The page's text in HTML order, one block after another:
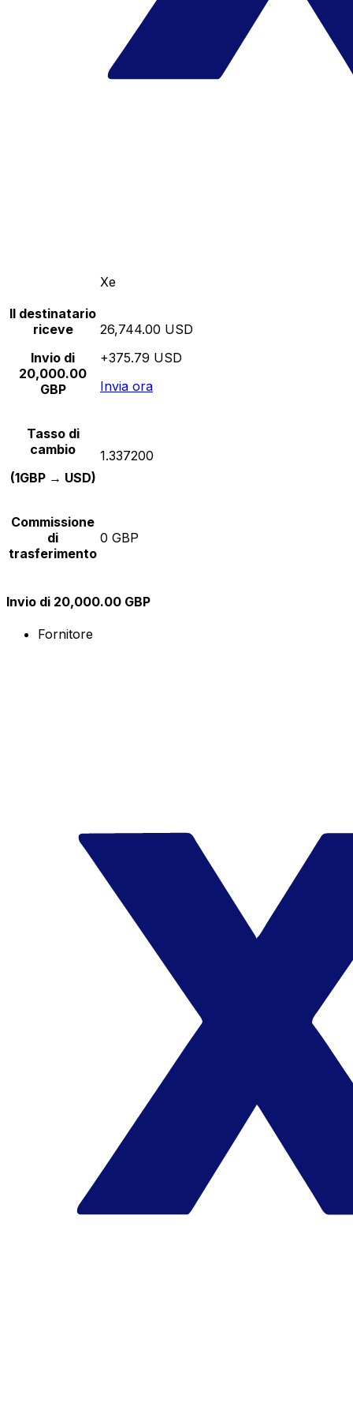
Xe
Il destinatario
riceve
Invio di
20,000.00
GBP
26,744.00 USD
+375.79 USD
Invia ora
Tasso di
cambio
(1GBP → USD)
1.337200
Commissione
di
trasferimento
0 GBP
Invio di 20,000.00 GBP
Fornitore